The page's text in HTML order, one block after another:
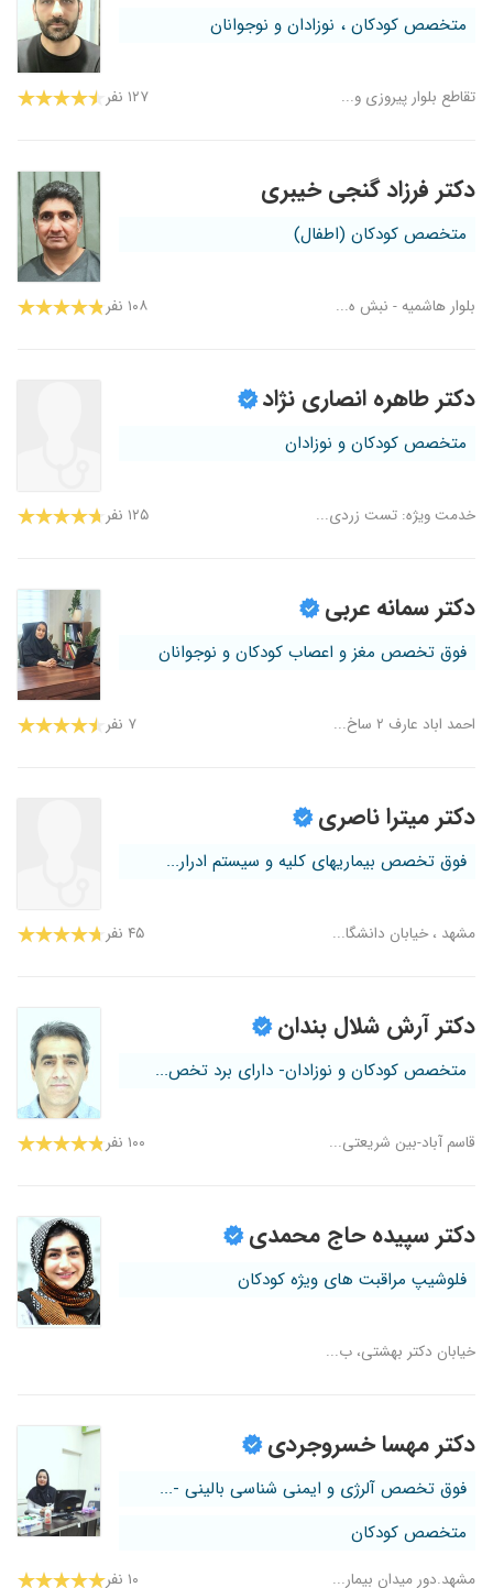
متخصص کودکان ، نوزادان و نوجوانان
تقاطع بلوار پیروزی و... ۱۲۷ نفر
دکتر فرزاد گنجی خیبری
متخصص کودکان (اطفال)
بلوار هاشمیه - نبش ه... ۱۰۸ نفر
دکتر طاهره انصاری نژاد
متخصص کودکان و نوزادان
خدمت ویژه: تست زردی... ۱۲۵ نفر
دکتر سمانه عربی
فوق تخصص مغز و اعصاب کودکان و نوجوانان
احمد اباد عارف ۲ ساخ... ۷ نفر
دکتر میترا ناصری
فوق تخصص بیماریهای کلیه و سیستم ادرار...
مشهد ، خیابان دانشگا... ۴۵ نفر
دکتر آرش شلال بندان
متخصص کودکان و نوزادان- دارای برد تخص...
قاسم آباد-بین شریعتی... ۱۰۰ نفر
دکتر سپیده حاج محمدی
فلوشیپ مراقبت های ویژه کودکان
خیابان دکتر بهشتی، ب...
دکتر مهسا خسروجردی
فوق تخصص آلرژی و ایمنی شناسی بالینی -...
متخصص کودکان
مشهد.دور میدان بیمار... ۱۰ نفر